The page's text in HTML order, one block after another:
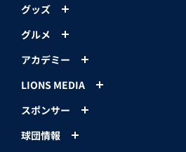
グッズ
グルメ
アカデミー
LIONS MEDIA
スポンサー
球団情報